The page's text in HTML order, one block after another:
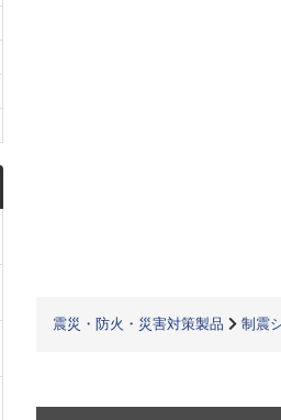
震災・防火・災害対策製品 制震